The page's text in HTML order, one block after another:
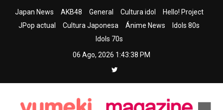
Japan News AKB48 General Cultura idol
Hello! Project
JPop actual
Cultura Japonesa Ánime News
Idols 80s
Idols 70s
06 Ago, 2026 1:43:39 PM